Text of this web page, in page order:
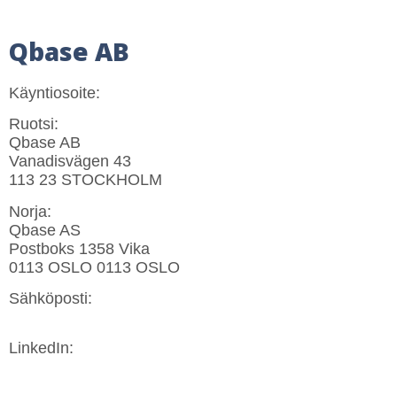
Qbase AB
Käyntiosoite:
Ruotsi:
Qbase AB
Vanadisvägen 43
113 23 STOCKHOLM
Norja:
Qbase AS
Postboks 1358 Vika
0113 OSLO 0113 OSLO
Sähköposti:
LinkedIn: